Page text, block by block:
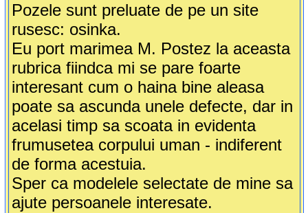
Pozele sunt preluate de pe un site
rusesc: osinka.
Eu port marimea M. Postez la aceasta
rubrica fiindca mi se pare foarte
interesant cum o haina bine aleasa
poate sa ascunda unele defecte, dar in
acelasi timp sa scoata in evidenta
frumusetea corpului uman - indiferent
de forma acestuia.
Sper ca modelele selectate de mine sa
ajute persoanele interesate.